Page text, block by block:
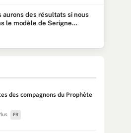
aurons des résultats si nous
le modèle de Serigne
» : Ousmane Sonko au Khalife
Mountakha
des compagnons du Prophète
FR